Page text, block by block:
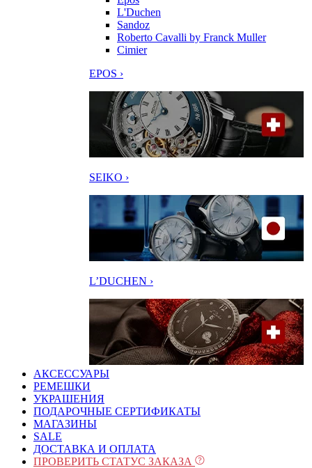
L'Duchen
Sandoz
Roberto Cavalli by Franck Muller
Cimier
EPOS ›
SEIKO ›
L’DUCHEN ›
АКСЕССУАРЫ
РЕМЕШКИ
УКРАШЕНИЯ
ПОДАРОЧНЫЕ СЕРТИФИКАТЫ
МАГАЗИНЫ
SALE
ДОСТАВКА И ОПЛАТА
ПРОВЕРИТЬ СТАТУС ЗАКАЗА